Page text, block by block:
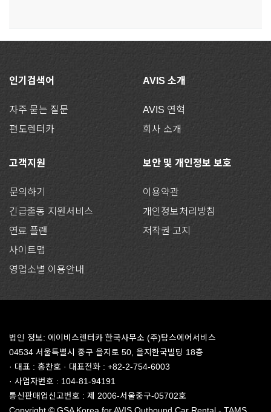
인기검색어
자주 묻는 질문
편도렌터카
AVIS 소개
AVIS 연혁
회사 소개
고객지원
문의하기
긴급출동 지원서비스
연료 플랜
사이트맵
영업소별 이용안내
보안 및 개인정보 보호
이용약관
개인정보처리방침
저작권 고지
법인 정보: 에이비스렌터카 한국사무소 (주)탐스에어서비스
04534 서울특별시 중구 을지로 50, 을지한국빌딩 18층
· 대표 : 홍찬호 · 대표전화 : +82-2-754-6003
· 사업자번호 : 104-81-94191
통신판매업신고번호 : 제 2006-서울중구-05702호